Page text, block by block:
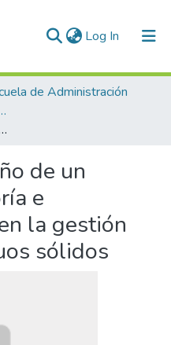
Log In (current)
de Administración
(tesis)
en la gestión integral de residuos sólidos
de un
e
la gestión
sólidos